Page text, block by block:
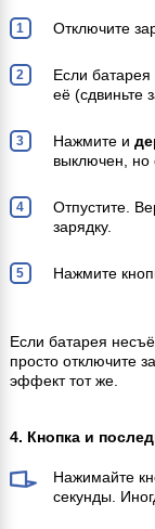
Отключите
Если
её (сдвиньте
Нажмите и
выключен, но
Отпустите.
зарядку.
Нажмите
Если батарея
просто отключите
эффект тот же.
4. Кнопка и
Нажимайте
секунды.